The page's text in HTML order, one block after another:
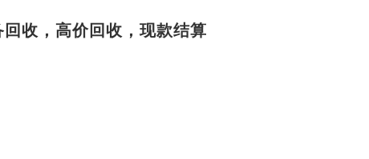
收，高价回收，现款结算